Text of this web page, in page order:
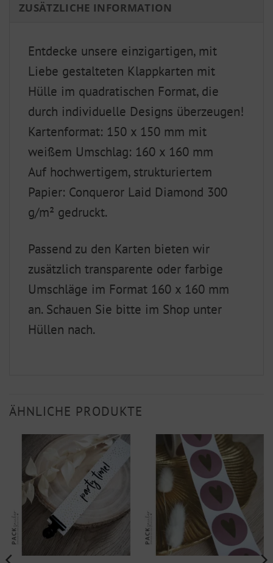
ZUSÄTZLICHE INFORMATION
Entdecke unsere einzigartigen, mit
Liebe gestalteten Klappkarten mit
Hülle im quadratischen Format, die
durch individuelle Designs überzeugen!
Kartenformat: 150 x 150 mm mit
weißem Umschlag: 160 x 160 mm
Auf hochwertigem, strukturiertem
Papier: Conqueror Laid Diamond 300
g/m² gedruckt.
Passend zu den Karten bieten wir
zusätzlich transparente oder farbige
Umschläge im Format 160 x 160 mm
an. Schauen Sie bitte im Shop unter
Hüllen nach.
ÄHNLICHE PRODUKTE